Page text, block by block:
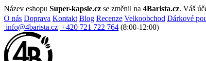
Název eshopu Super-kapsle.cz se změnil na 4Barista.cz. Váš
O nás Doprava Kontakt Blog Recenze Velkoobchod Dárkové
info@4barista.cz +420 721 722 764 (8:00-12:00)